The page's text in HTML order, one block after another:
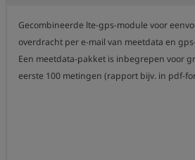
Gecombineerde lte-gps-module voor
overdracht per e-mail van meetdata en
Een meetdata-pakket is inbegrepen voor
eerste 100 metingen (rapport bijv. in pdf-